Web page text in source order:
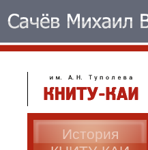
История